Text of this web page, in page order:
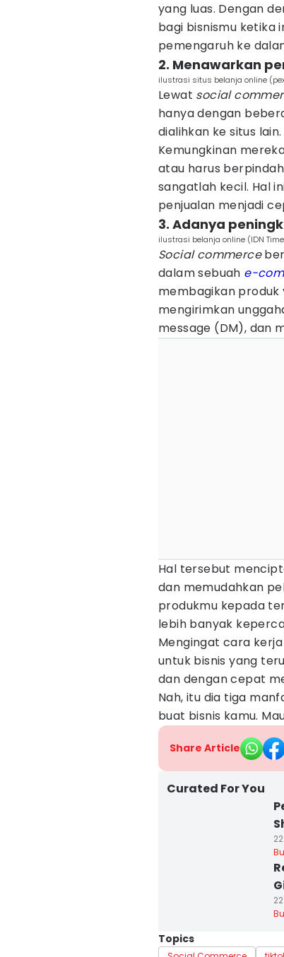
yang luas. Dengan
bagi bisnismu ketika
pemengaruh ke
2. Menawarkan
ilustrasi situs belanja online
Lewat social
hanya dengan
dialihkan ke situs lain.
Kemungkinan
atau harus
sangatlah kecil. Hal
penjualan menjadi
3. Adanya
ilustrasi belanja online (IDN
Social commerce
dalam sebuah e-
membagikan produk
mengirimkan
message (DM), dan
Hal tersebut
dan memudahkan
produkmu kepada
lebih banyak
Mengingat cara
untuk bisnis yang
dan dengan cepat
Nah, itu dia tiga
buat bisnis kamu.
Share Article
Curated For You
Topics